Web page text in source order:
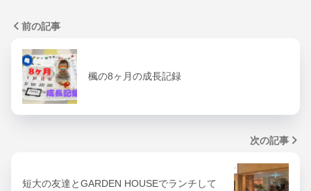
前の記事
楓の8ヶ月の成長記録
次の記事
短大の友達とGARDEN HOUSEでランチして